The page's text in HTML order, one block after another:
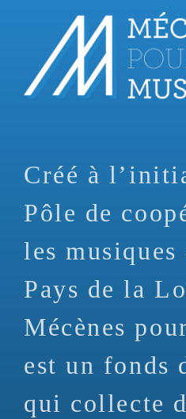
principal
Créé à
Pôle de
les musiques
Pays de la
Mécènes
est un fonds
qui collecte